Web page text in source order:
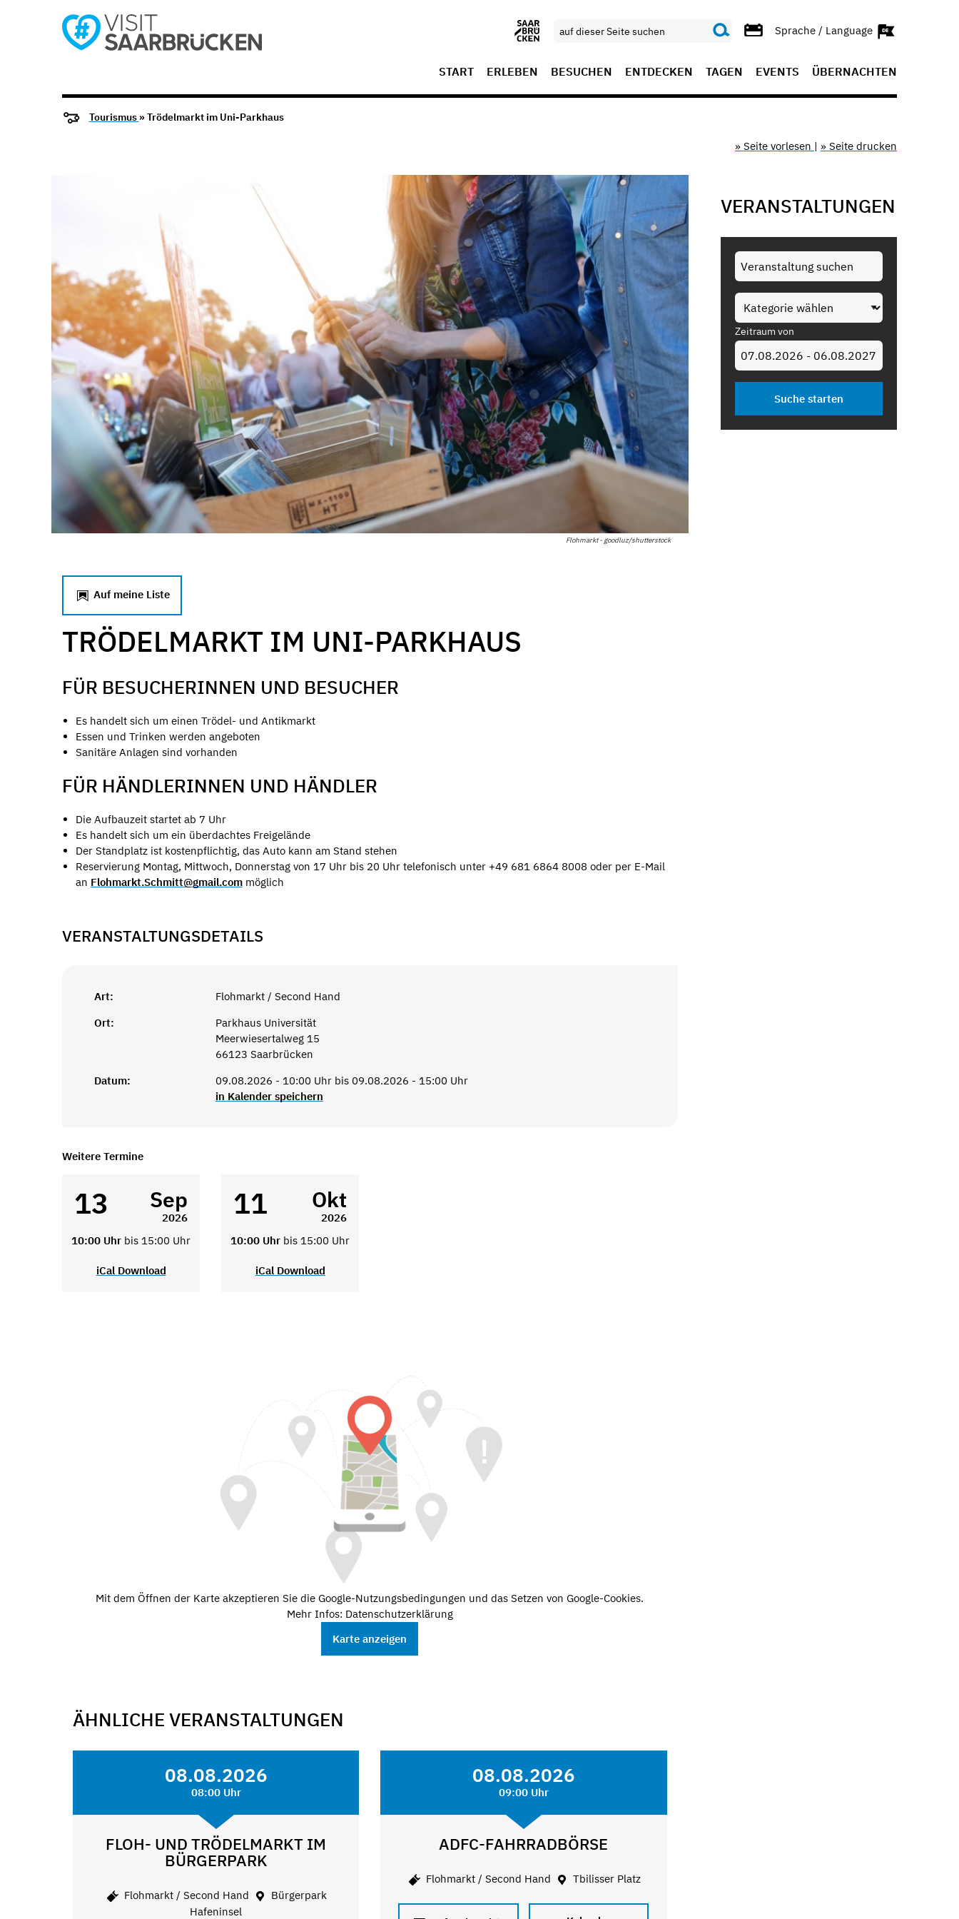
Sprache / Language
START ERLEBEN BESUCHEN ENTDECKEN TAGEN EVENTS ÜBERNACHTEN
Tourismus » Trödelmarkt im Uni-Parkhaus
» Seite vorlesen | » Seite drucken
Flohmarkt - goodluz/shutterstock
Auf meine Liste
TRÖDELMARKT IM UNI-PARKHAUS
FÜR BESUCHERINNEN UND BESUCHER
Es handelt sich um einen Trödel- und Antikmarkt
Essen und Trinken werden angeboten
Sanitäre Anlagen sind vorhanden
FÜR HÄNDLERINNEN UND HÄNDLER
Die Aufbauzeit startet ab 7 Uhr
Es handelt sich um ein überdachtes Freigelände
Der Standplatz ist kostenpflichtig, das Auto kann am Stand stehen
Reservierung Montag, Mittwoch, Donnerstag von 17 Uhr bis 20 Uhr telefonisch unter +49 681 6864 8008 oder per E-Mail
an Flohmarkt.Schmitt@gmail.commöglich
VERANSTALTUNGSDETAILS
Art:
Flohmarkt / Second Hand
Ort:
Parkhaus Universität
Meerwiesertalweg 15
66123 Saarbrücken
Datum:
09.08.2026 - 10:00 Uhr bis 09.08.2026 - 15:00 Uhr
in Kalender speichern
Weitere Termine
13 Sep
2026
10:00 Uhr bis 15:00 Uhr
iCal Download
11 Okt
2026
10:00 Uhr bis 15:00 Uhr
iCal Download
Mit dem Öffnen der Karte akzeptieren Sie die Google-Nutzungsbedingungen und das Setzen von Google-Cookies.
Mehr Infos: Datenschutzerklärung
Karte anzeigen
ÄHNLICHE VERANSTALTUNGEN
08.08.2026
08:00 Uhr
FLOH- UND TRÖDELMARKT IM
BÜRGERPARK
Flohmarkt / Second Hand
Bürgerpark
Hafeninsel
08.08.2026
09:00 Uhr
ADFC-FAHRRADBÖRSE
Flohmarkt / Second Hand Tbilisser Platz
VERANSTALTUNGEN
Zeitraum von